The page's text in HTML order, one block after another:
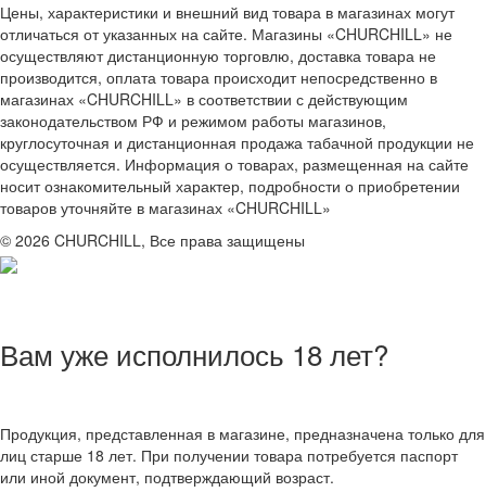
Цены, характеристики и внешний вид товара в магазинах могут
отличаться от указанных на сайте. Магазины «CHURCHILL» не
осуществляют дистанционную торговлю, доставка товара не
производится, оплата товара происходит непосредственно в
магазинах «CHURCHILL» в соответствии с действующим
законодательством РФ и режимом работы магазинов,
круглосуточная и дистанционная продажа табачной продукции не
осуществляется. Информация о товарах, размещенная на сайте
носит ознакомительный характер, подробности о приобретении
товаров уточняйте в магазинах «CHURCHILL»
© 2026 CHURCHILL, Все права защищены
Вам уже исполнилось 18 лет?
Продукция, представленная в магазине, предназначена только для
лиц старше 18 лет. При получении товара потребуется паспорт
или иной документ, подтверждающий возраст.